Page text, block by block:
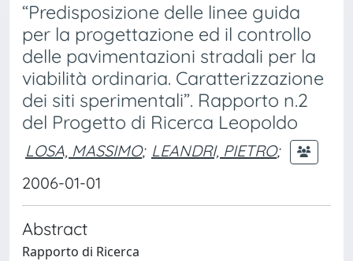
“Predisposizione delle linee guida
per la progettazione ed il controllo
delle pavimentazioni stradali per la
viabilità ordinaria. Caratterizzazione
dei siti sperimentali”. Rapporto n.2
del Progetto di Ricerca Leopoldo
LOSA, MASSIMO; LEANDRI, PIETRO;
2006-01-01
Abstract
Rapporto di Ricerca